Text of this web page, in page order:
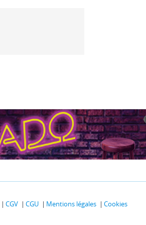
CGV CGU Mentions légales Cookies